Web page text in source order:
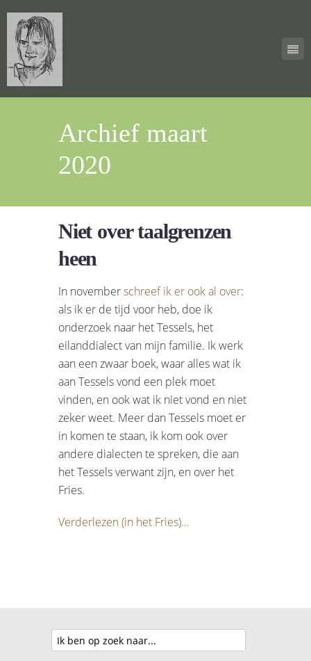
Archief maart
2020
Niet over taalgrenzen
heen
In novemberschreef ik er ook al over:
als ik er de tijd voor heb, doe ik
onderzoek naar het Tessels, het
eilanddialect van mijn familie. Ik werk
aan een zwaar boek, waar alles wat ik
aan Tessels vond een plek moet
vinden, en ook wat ik niet vond en niet
zeker weet. Meer dan Tessels moet er
in komen te staan, ik kom ook over
andere dialecten te spreken, die aan
het Tessels verwant zijn, en over het
Fries.
Verderlezen (in het Fries)…